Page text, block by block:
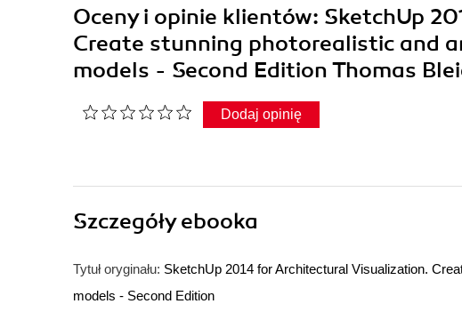
Oceny i opinie klientów: SketchUp
Create stunning photorealistic and
models - Second Edition Thomas
Dodaj opinię
Szczegółyebooka
Tytuł oryginału: SketchUp 2014 for Architectural Visualization.
models - Second Edition